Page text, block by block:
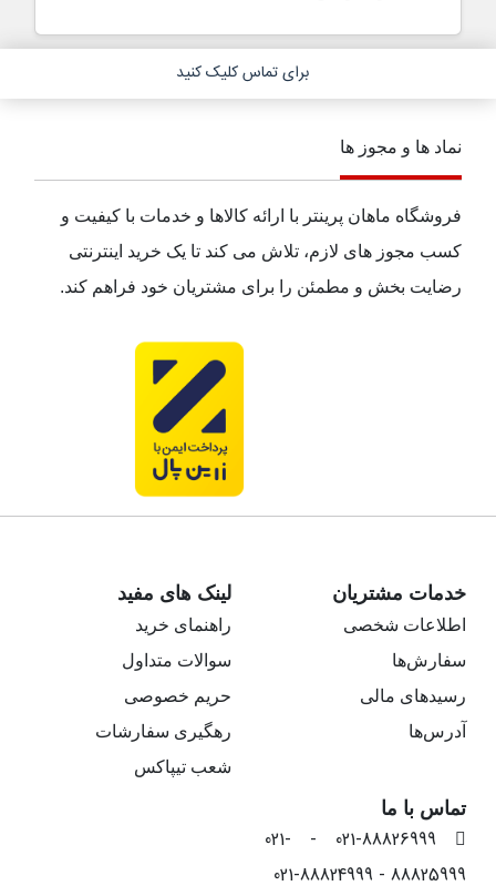
برای تماس کلیک کنید
نماد ها و مجوز ها
فروشگاه ماهان پرینتر با ارائه کالاها و خدمات با کیفیت و
کسب مجوز های لازم، تلاش می کند تا یک خرید اینترنتی
رضایت بخش و مطمئن را برای مشتریان خود فراهم کند.
خدمات مشتریان
اطلاعات شخصی
سفارش‌ها
رسیدهای مالی
آدرس‌ها
لینک های مفید
راهنمای خرید
سوالات متداول
حریم خصوصی
رهگیری سفارشات
شعب تیپاکس
تماس با ما
021-88826999 - 021-
88825999 - 021-88824999